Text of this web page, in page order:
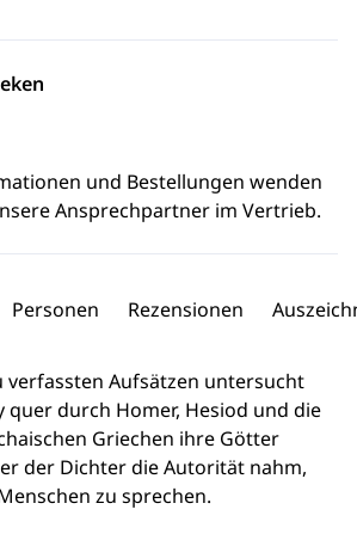
und Bestellungen wenden
Ansprechpartner im Vertrieb.
Personen Rezensionen
verfassten Aufsätzen untersucht
quer durch Homer, Hesiod und die
Griechen ihre Götter
der Dichter die Autorität nahm,
zu sprechen.